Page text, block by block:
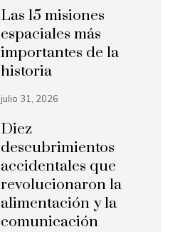
Las 15 misiones
espaciales más
importantes de la
historia
julio 31, 2026
Diez
descubrimientos
accidentales que
revolucionaron la
alimentación y la
comunicación